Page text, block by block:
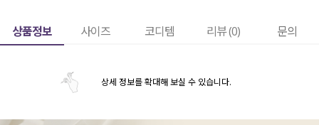
상품정보 사이즈 코디템 리뷰 (0) 문의
상세 정보를 확대해 보실 수 있습니다.